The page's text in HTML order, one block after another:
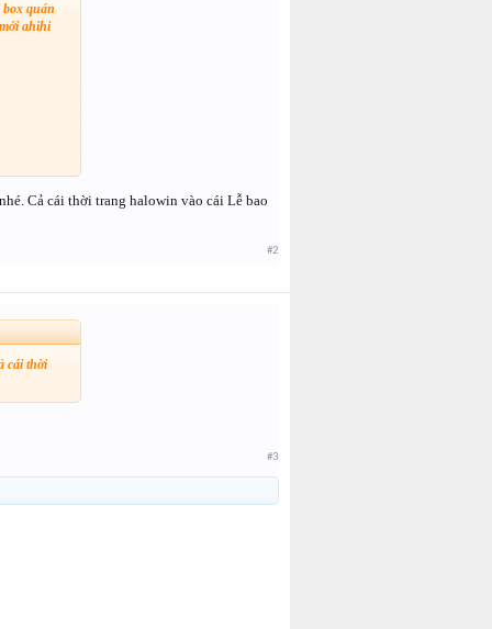
quán
ahihi
Tích Điểm,
cá nhân
bạn đặt
Cả cái thời trang halowin vào cái Lễ bao
#2
cái thời
#3